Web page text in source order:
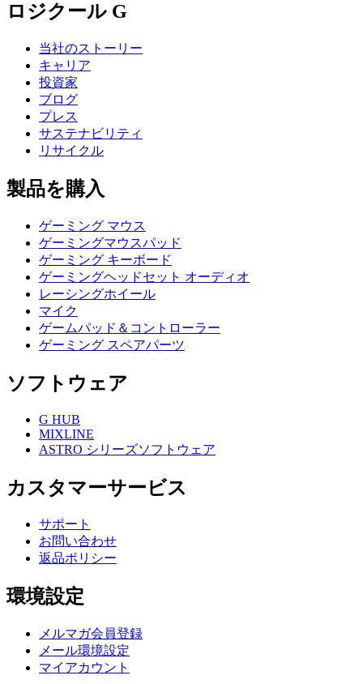
ロジクール G
当社のストーリー
キャリア
投資家
ブログ
プレス
サステナビリティ
リサイクル
製品を購入
ゲーミング マウス
ゲーミングマウスパッド
ゲーミング キーボード
ゲーミングヘッドセット オーディオ
レーシングホイール
マイク
ゲームパッド＆コントローラー
ゲーミング スペアパーツ
ソフトウェア
G HUB
MIXLINE
ASTRO シリーズソフトウェア
カスタマーサービス
サポート
お問い合わせ
返品ポリシー
環境設定
メルマガ会員登録
メール環境設定
マイアカウント